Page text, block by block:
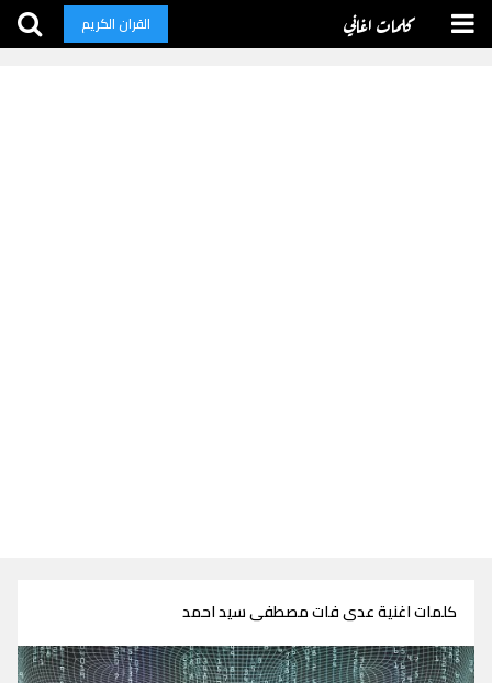
كلمات اغاني القران الكريم
كلمات اغنية عدى فات مصطفى سيد احمد